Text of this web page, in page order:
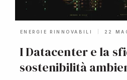
ENERGIE RINNOVABILI 22
I Datacenter e la
sostenibilità